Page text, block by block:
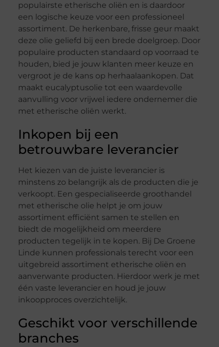
populairste etherische oliën en is daardoor
een logische keuze voor een professioneel
assortiment. De herkenbare, frisse geur maakt
deze olie geliefd bij een brede doelgroep. Door
populaire producten standaard op voorraad te
houden, bied je jouw klanten meer keuze en
vergroot je de kans op herhaalaankopen. Dat
maakt eucalyptusolie tot een waardevolle
aanvulling voor vrijwel iedere ondernemer die
met etherische oliën werkt.
Inkopen bij een
betrouwbare leverancier
Het kiezen van de juiste leverancier is
minstens zo belangrijk als de producten die je
verkoopt. Een gespecialiseerde groothandel
met etherische olie helpt je om jouw
assortiment efficiënt samen te stellen en
biedt de mogelijkheid om meerdere
producten tegelijk in te kopen. Bij De Groene
Linde kunnen professionals terecht voor een
uitgebreid assortiment etherische oliën en
aanverwante producten. Hierdoor werk je met
één vaste leverancier en houd je jouw
inkoopproces overzichtelijk.
Geschikt voor verschillende
branches